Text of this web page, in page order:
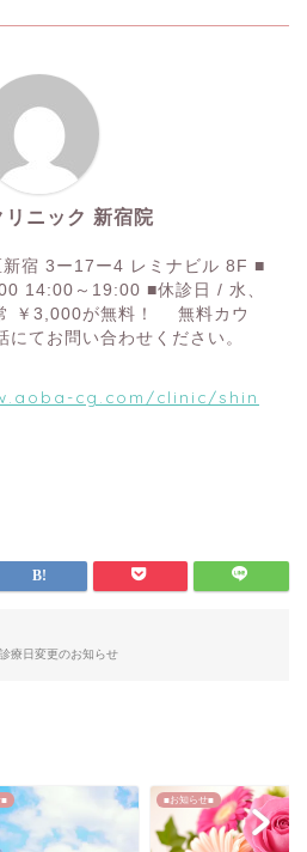
リニック 新宿院
宿 3ー17ー4 レミナビル 8F ■
14:00～19:00 ■休診日 / 水、
￥3,000が無料！ 無料カウ
にてお問い合わせください。
cg.com/clinic/shin
療日変更のお知らせ
■お知らせ■